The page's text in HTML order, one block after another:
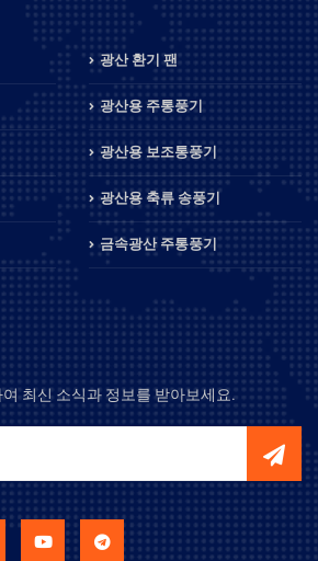
광산 환기 팬
광산용 주통풍기
광산용 보조통풍기
광산용 축류 송풍기
금속광산 주통풍기
최신 소식과 정보를 받아보세요.